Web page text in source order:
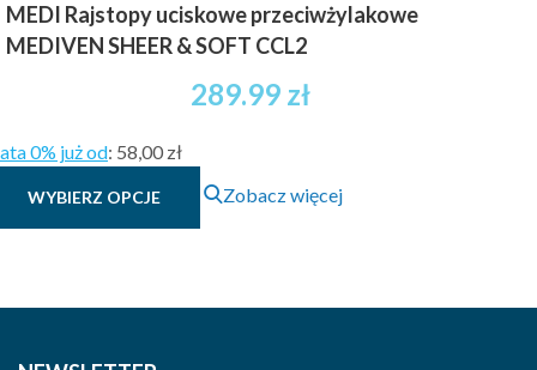
MEDI Rajstopy uciskowe przeciwżylakowe
MEDIVEN SHEER & SOFT CCL2
289.99 zł
0% już od: 58,00 zł
WYBIERZ OPCJE
Ten
produkt
Zobacz więcej